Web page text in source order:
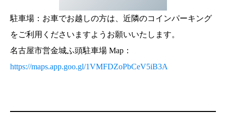
駐車場：お車でお越しの方は、近隣のコインパーキング
をご利用くださいますようお願いいたします。
名古屋市営金城ふ頭駐車場 Map：
https://maps.app.goo.gl/1VMFDZoPbCeV5iB3A